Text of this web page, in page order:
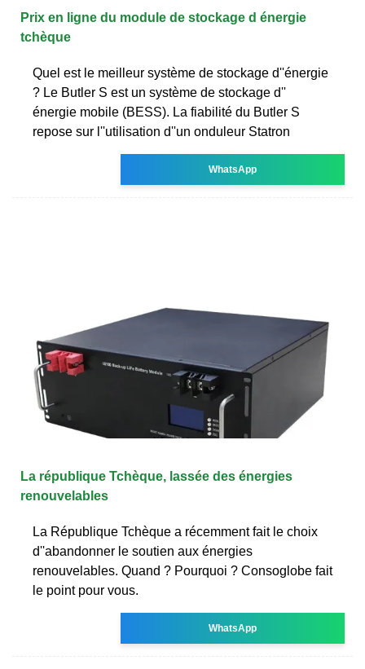
Prix en ligne du module de stockage d énergie
tchèque
Quel est le meilleur système de stockage d''énergie
? Le Butler S est un système de stockage d''
énergie mobile (BESS). La fiabilité du Butler S
repose sur l''utilisation d''un onduleur Statron
WhatsApp
La république Tchèque, lassée des énergies
renouvelables
La République Tchèque a récemment fait le choix
d''abandonner le soutien aux énergies
renouvelables. Quand ? Pourquoi ? Consoglobe fait
le point pour vous.
WhatsApp